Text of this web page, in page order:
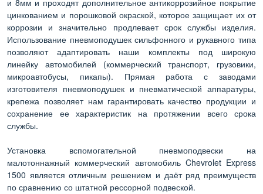
и 8мм и проходят дополнительное антикоррозийное покрытие
цинкованием и порошковой окраской, которое защищает их от
коррозии и значительно продлевает срок службы изделия.
Использование пневмоподушек сильфонного и рукавного типа
позволяют адаптировать наши комплекты под широкую
линейку автомобилей (коммерческий транспорт, грузовики,
микроавтобусы, пикапы). Прямая работа с заводами
изготовителя пневмоподушек и пневматической аппаратуры,
крепежа позволяет нам гарантировать качество продукции и
сохранение ее характеристик на протяжении всего срока
службы.
Установка вспомогательной пневмоподвески на
малотоннажный коммерческий автомобиль Chevrolet Express
1500 является отличным решением и даёт ряд преимуществ
по сравнению со штатной рессорной подвеской.